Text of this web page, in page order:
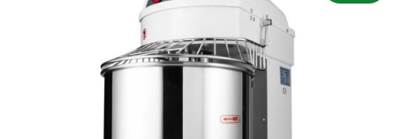
1.433,00 €.
actual
es:
881,00 €.